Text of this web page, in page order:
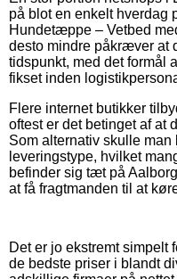
på blot en enkelt hverdag
Hundetæppe – Vetbed
desto mindre påkræver at
tidspunkt, med det formål
fikset inden
Flere internet butikker
oftest er det betinget af at
Som alternativ skulle
leveringstype, hvilket
befinder sig tæt på
at få fragtmanden til at
Det er jo ekstremt
de bedste priser i blandt